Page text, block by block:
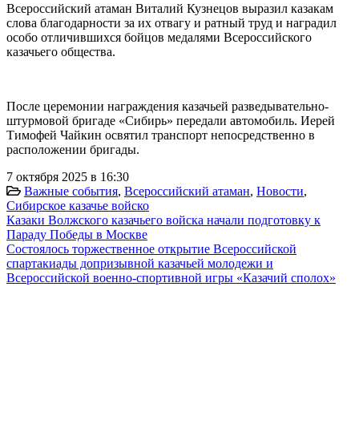
Всероссийский атаман Виталий Кузнецов выразил казакам
слова благодарности за их отвагу и ратный труд и наградил
особо отличившихся бойцов медалями Всероссийского
казачьего общества.
После церемонии награждения казачьей разведывательно-
штурмовой бригаде «Сибирь» передали автомобиль. Иерей
Тимофей Чайкин освятил транспорт непосредственно в
расположении бригады.
7 октября 2025 в 16:30
Важные события, Всероссийский атаман, Новости,
Сибирское казачье войско
Казаки Волжского казачьего войска начали подготовку к
Параду Победы в Москве
Состоялось торжественное открытие Всероссийской
спартакиады допризывной казачьей молодежи и
Всероссийской военно-спортивной игры «Казачий сполох»